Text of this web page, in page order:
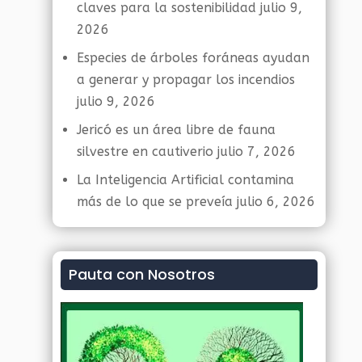
claves para la sostenibilidad julio 9,
2026
Especies de árboles foráneas ayudan
a generar y propagar los incendios
julio 9, 2026
Jericó es un área libre de fauna
silvestre en cautiverio julio 7, 2026
La Inteligencia Artificial contamina
más de lo que se preveía julio 6, 2026
Pauta con Nosotros